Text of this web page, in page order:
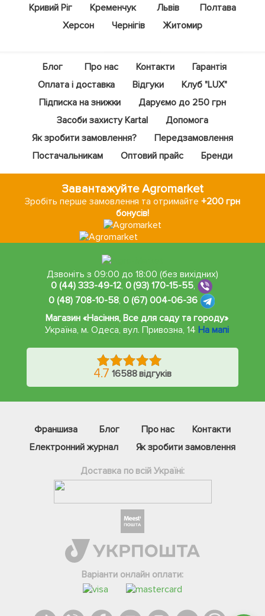
Кривий Ріг
Кременчук Львів
Полтава
Херсон
Чернігів Житомир
Блог Про нас Контакти
Гарантія
Оплата і доставка
Відгуки
Клуб "LUX"
Підписка на знижки
Даруємо до 250 грн
Засоби захисту Kartal
Допомога
Як зробити замовлення?
Передзамовлення
Постачальникам
Оптовий прайс Бренди
Завантажуйте Agromarket
Зробіть перше замовлення та отримайте+200 грн
бонусів!
Дзвоніть з 09:00 до 18:00 (без вихідних)
0 (44) 333-49-12, 0 (93) 170-15-55,
0 (48) 708-10-58, 0 (67) 004-06-36
Магазин «Насіння, Все для саду та городу»
Україна, м. Одеса,вул. Привозна, 14 На мапі
4.7 16588 відгуків
Франшиза Блог Про нас
Контакти
Електронний журнал
Як зробити замовлення
Доставка по всій Україні:
Варіанти онлайн оплати:
Інстаграм
Онлайн чат